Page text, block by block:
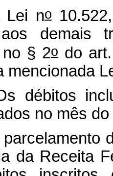
Lei no
demais
no § 2odo
mencionada
débitos
no mês
da Receita